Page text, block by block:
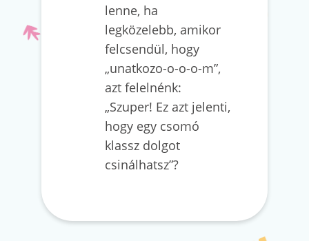
lenne, ha
legközelebb, amikor
felcsendül, hogy
„unatkozo-o-o-o-m”,
azt felelnénk:
„Szuper! Ez azt jelenti,
hogy egy csomó
klassz dolgot
csinálhatsz”?